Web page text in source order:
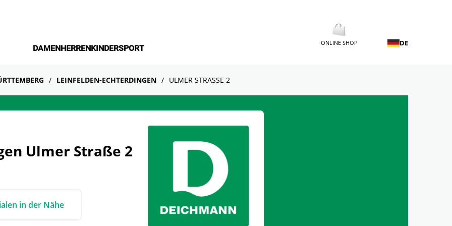
DAMENHERRENKINDERSPORT
ONLINE SHOP DE
LEINFELDEN-ECHTERDINGEN ULMER STRASSE 2
Ulmer Straße 2
in der Nähe